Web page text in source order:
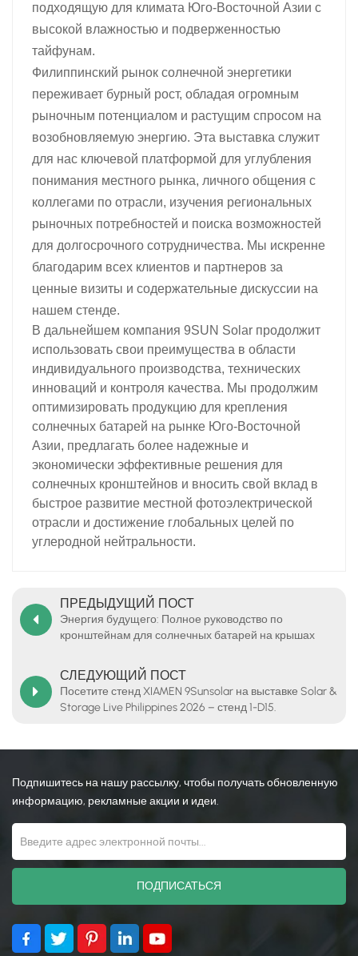
подходящую для климата Юго-Восточной Азии с
высокой влажностью и подверженностью
тайфунам.
Филиппинский рынок солнечной энергетики
переживает бурный рост, обладая огромным
рыночным потенциалом и растущим спросом на
возобновляемую энергию. Эта выставка служит
для нас ключевой платформой для углубления
понимания местного рынка, личного общения с
коллегами по отрасли, изучения региональных
рыночных потребностей и поиска возможностей
для долгосрочного сотрудничества. Мы искренне
благодарим всех клиентов и партнеров за
ценные визиты и содержательные дискуссии на
нашем стенде.
В дальнейшем компания 9SUN Solar продолжит
использовать свои преимущества в области
индивидуального производства, технических
инноваций и контроля качества. Мы продолжим
оптимизировать продукцию для крепления
солнечных батарей на рынке Юго-Восточной
Азии, предлагать более надежные и
экономически эффективные решения для
солнечных кронштейнов и вносить свой вклад в
быстрое развитие местной фотоэлектрической
отрасли и достижение глобальных целей по
углеродной нейтральности.
ПРЕДЫДУЩИЙ ПОСТ
Энергия будущего: Полное руководство по
кронштейнам для солнечных батарей на крышах
СЛЕДУЮЩИЙ ПОСТ
Посетите стенд XIAMEN 9Sunsolar на выставке Solar &
Storage Live Philippines 2026 – стенд 1-D15.
Подпишитесь на нашу рассылку, чтобы получать обновленную
информацию, рекламные акции и идеи.